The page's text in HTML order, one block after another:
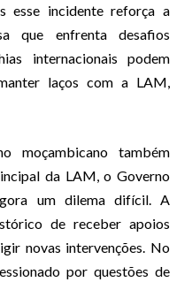
esse incidente reforça a
que enfrenta desafios
internacionais podem
laços com a LAM,
moçambicano também
da LAM, o Governo
um dilema difícil. A
de receber apoios
novas intervenções. No
por questões de